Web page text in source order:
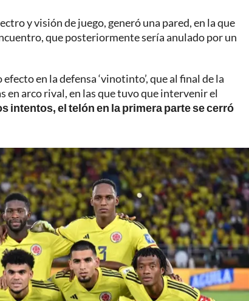
y visión de juego, generó una pared, en la que
que posteriormente sería anulado por un
en la defensa ‘vinotinto’, que al final de la
arco rival, en las que tuvo que intervenir el
intentos, el telón en la primera parte se cerró